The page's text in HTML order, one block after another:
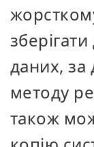
даних,
методу
також